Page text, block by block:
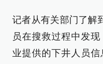
记者从有关部门了解
员在搜救过程中发
业提供的下井人员信